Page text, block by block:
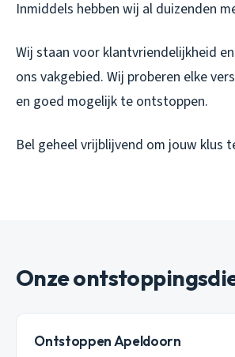
Inmiddels hebben wij al duizenden
Wij staan voor klantvriendelijkheid
ons vakgebied. Wij proberen elke
en goed mogelijk te ontstoppen.
Bel geheel vrijblijvend om jouw klus
Onze
Ontstoppen Apeldoorn